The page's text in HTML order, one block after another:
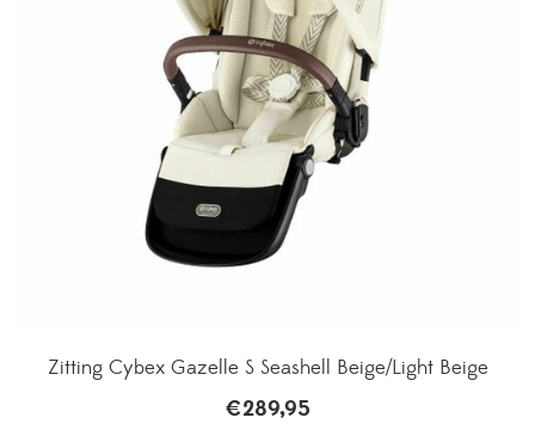
Zitting Cybex Gazelle S Seashell Beige/Light Beige
€289,95